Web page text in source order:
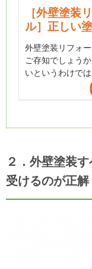
２．外壁塗装
受けるのが正解